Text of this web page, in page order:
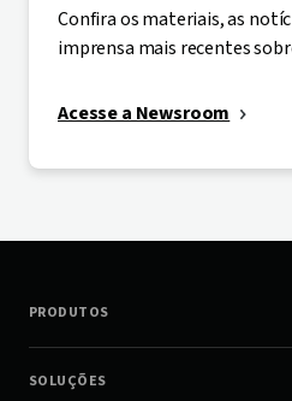
Confira os materiais, as
imprensa mais recentes
Acesse a Newsroom
PRODUTOS
SOLUÇÕES